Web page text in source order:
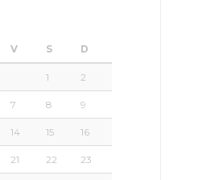
V S D
1 2
7 8 9
14 15 16
21 22 23